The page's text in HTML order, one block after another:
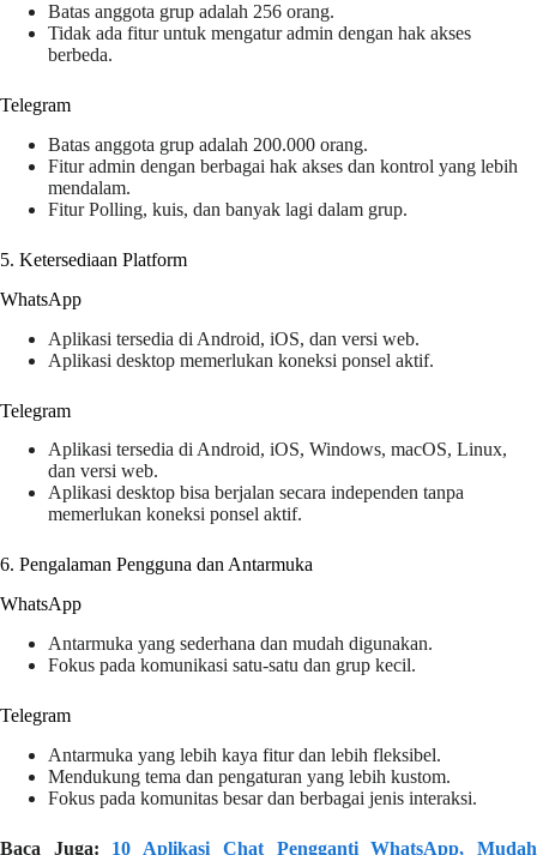
Batas anggota grup adalah 256 orang.
Tidak ada fitur untuk mengatur admin dengan hak akses
berbeda.
Telegram
Batas anggota grup adalah 200.000 orang.
Fitur admin dengan berbagai hak akses dan kontrol yang lebih
mendalam.
Fitur Polling, kuis, dan banyak lagi dalam grup.
5. Ketersediaan Platform
WhatsApp
Aplikasi tersedia di Android, iOS, dan versi web.
Aplikasi desktop memerlukan koneksi ponsel aktif.
Telegram
Aplikasi tersedia di Android, iOS, Windows, macOS, Linux,
dan versi web.
Aplikasi desktop bisa berjalan secara independen tanpa
memerlukan koneksi ponsel aktif.
6. Pengalaman Pengguna dan Antarmuka
WhatsApp
Antarmuka yang sederhana dan mudah digunakan.
Fokus pada komunikasi satu-satu dan grup kecil.
Telegram
Antarmuka yang lebih kaya fitur dan lebih fleksibel.
Mendukung tema dan pengaturan yang lebih kustom.
Fokus pada komunitas besar dan berbagai jenis interaksi.
Baca Juga: 10 Aplikasi Chat Pengganti WhatsApp, Mudah